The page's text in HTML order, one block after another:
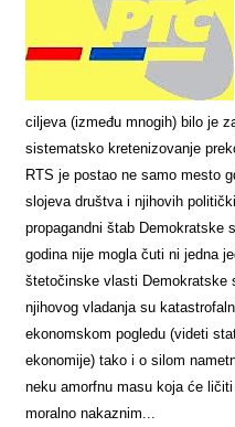
ciljeva (između mnogih) bilo je
sistematsko kretenizovanje
RTS je postao ne samo mesto
slojeva društva i njihovih
propagandni štab Demokratske
godina nije mogla čuti ni jedna
štetočinske vlasti Demokratske
njihovog vladanja su
ekonomskom pogledu (videti
ekonomije) tako i o silom
neku amorfnu masu koja će
moralno nakaznim...